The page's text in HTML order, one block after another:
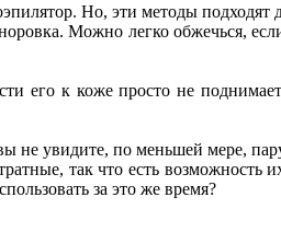
Но, эти методы подходят
Можно легко обжечься,
его к коже просто не
увидите, по меньшей мере,
так что есть возможность
за это же время?